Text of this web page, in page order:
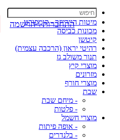
מיטות היירייזר - קומפורט
מכונות כביסה
קיטשן
רהיטי יראון (הרכבה עצמית)
תנור משולב גז
מוצרי קיץ
מזרונים
מוצרי חורף
שבת
- מיחם שבת
- פלטות
מוצרי חשמל
- אופה פיתות
- בלנדרים
התחברות \ הרשמה